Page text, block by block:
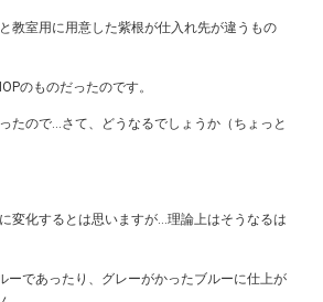
教室用に用意した紫根が仕入れ先が違うもの
のものだったのです。
たので…さて、どうなるでしょうか（ちょっと
変化するとは思いますが…理論上はそうなるは
ーであったり、グレーがかったブルーに仕上が